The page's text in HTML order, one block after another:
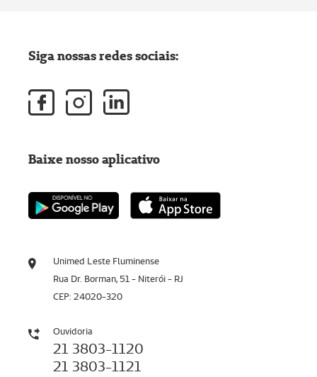
Unimed Leste Fluminense
Rua Dr. Borman, 51 - Niterói - RJ
CEP: 24020-320
Ouvidoria
21 3803-1120
21 3803-1121
Siga nossas redes sociais:
Baixe nosso aplicativo